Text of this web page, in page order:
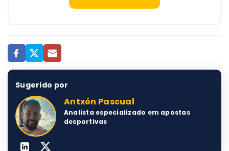
Sugerido por
Antxón Pascual
Analista especializado em apostas
desportivas